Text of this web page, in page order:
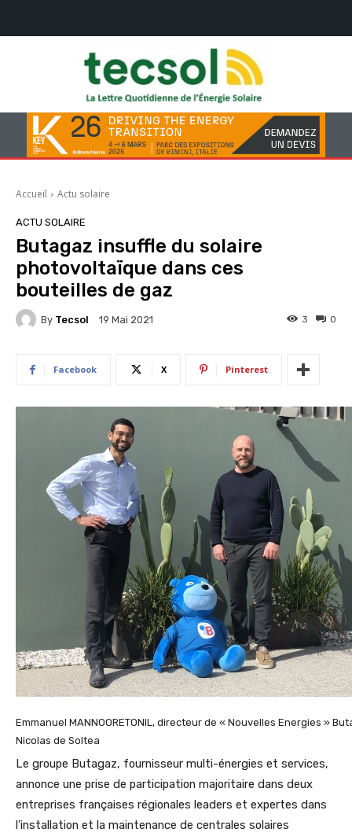
Accueil Actu solaire
ACTU SOLAIRE
Butagaz insuffle du solaire
photovoltaïque dans ces
bouteilles de gaz
By Tecsol 19 Mai 2021 0
3
Facebook X Pinterest
Emmanuel MANNOORETONIL, directeur de « Nouvelles Energies »
Nicolas de Soltea
Le groupe Butagaz, fournisseur multi-énergies et services,
annonce une prise de participation majoritaire dans deux
entreprises françaises régionales leaders et expertes dans
l’installation et la maintenance de centrales solaires